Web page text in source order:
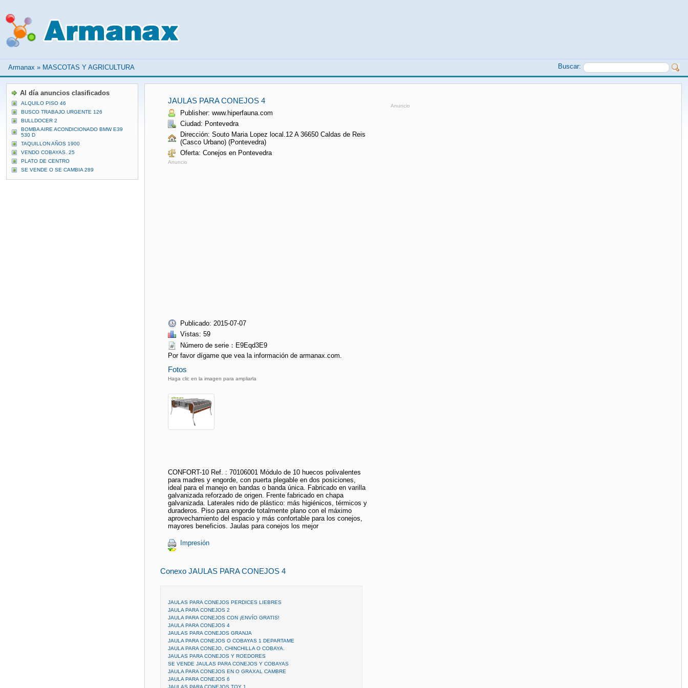
Armanax » MASCOTAS Y AGRICULTURA Buscar:
JAULAS PARA CONEJOS 4
Publisher: www.hiperfauna.com
Ciudad: Pontevedra
Dirección: Souto Maria Lopez local.12 A 36650 Caldas de Reis
(Casco Urbano) (Pontevedra)
Oferta: Conejos en Pontevedra
Anuncio
Publicado: 2015-07-07
Vistas: 59
Número de serie：E9Eqd3E9
Por favor dígame que vea la información de armanax.com.
Fotos
Haga clic en la imagen para ampliarla
CONFORT-10 Ref. : 70106001 Módulo de 10 huecos polivalentes
para madres y engorde, con puerta plegable en dos posiciones,
ideal para el manejo en bandas o banda única. Fabricado en varilla
galvanizada reforzado de origen. Frente fabricado en chapa
galvanizada. Laterales nido de plástico: más higiénicos, térmicos y
duraderos. Piso para engorde totalmente plano con el máximo
aprovechamiento del espacio y más confortable para los conejos,
mayores beneficios. Jaulas para conejos los mejor
Impresión
Anuncio
Conexo JAULAS PARA CONEJOS 4
JAULAS PARA CONEJOS PERDICES LIEBRES
JAULA PARA CONEJOS 2
JAULA PARA CONEJOS CON ¡ENVÍO GRATIS!
JAULA PARA CONEJOS 4
JAULAS PARA CONEJOS GRANJA
JAULA PARA CONEJOS O COBAYAS 1 DEPARTAME
JAULA PARA CONEJO, CHINCHILLA O COBAYA.
JAULAS PARA CONEJOS Y ROEDORES
SE VENDE JAULAS PARA CONEJOS Y COBAYAS
JAULA PARA CONEJOS EN O GRAXAL CAMBRE
JAULA PARA CONEJOS 6
JAULAS PARA CONEJOS TOY 1
Al día anuncios clasificados
ALQUILO PISO 46
BUSCO TRABAJO URGENTE 126
BULLDOCER 2
BOMBA AIRE ACONDICIONADO BMW E39
530 D
TAQUILLON AÑOS 1900
VENDO COBAYAS. 25
PLATO DE CENTRO
SE VENDE O SE CAMBIA 289